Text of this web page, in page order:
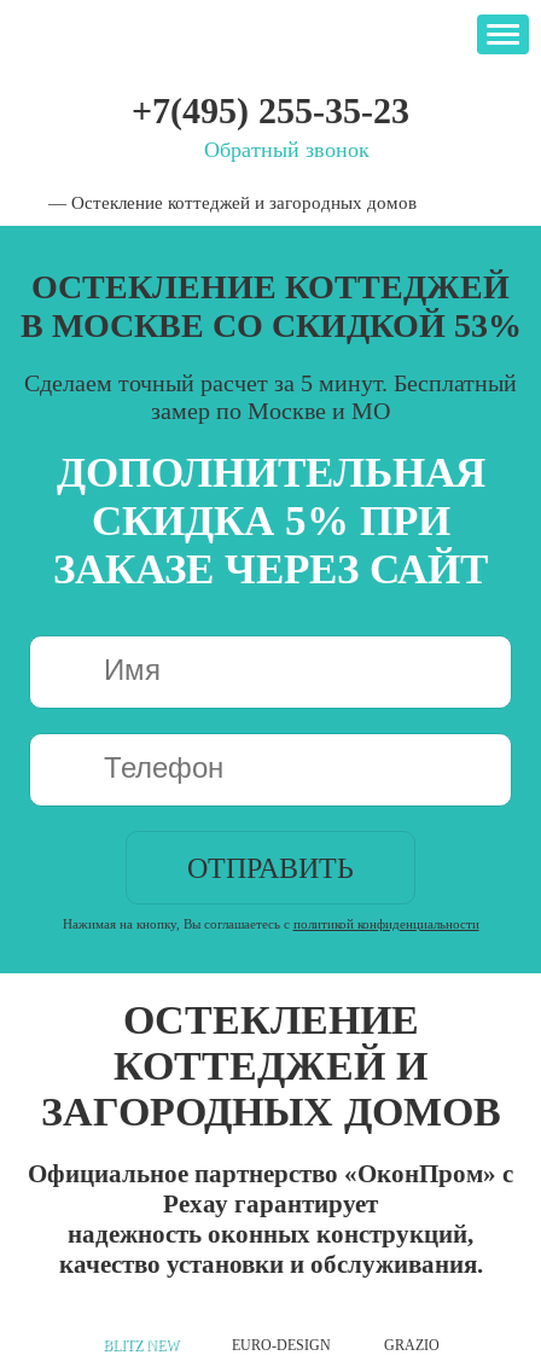
+7(495) 255-35-23
Обратный звонок
— Остекление коттеджей и загородных домов
ОСТЕКЛЕНИЕ КОТТЕДЖЕЙ
В МОСКВЕ СО СКИДКОЙ 53%
Сделаем точный расчет за 5 минут. Бесплатный
замер по Москве и МО
ДОПОЛНИТЕЛЬНАЯ
СКИДКА 5% ПРИ
ЗАКАЗЕ ЧЕРЕЗ САЙТ
ОТПРАВИТЬ
Нажимая на кнопку, Вы соглашаетесь с политикой конфиденциальности
ОСТЕКЛЕНИЕ
КОТТЕДЖЕЙ И
ЗАГОРОДНЫХ ДОМОВ
Официальное партнерство «ОконПром» с
Рехау гарантирует
надежность оконных конструкций,
качество установки и обслуживания.
BLITZ NEW EURO-DESIGN GRAZIO